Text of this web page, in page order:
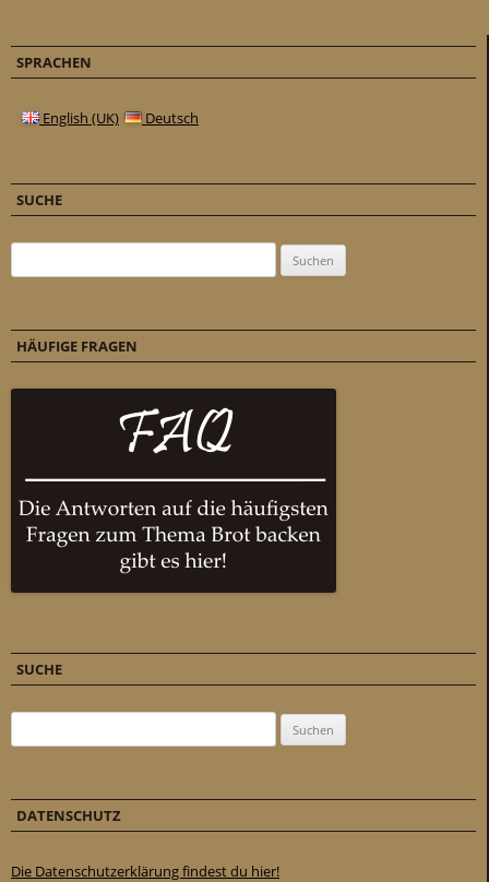
SPRACHEN
English (UK) Deutsch
SUCHE
HÄUFIGE FRAGEN
SUCHE
DATENSCHUTZ
Die Datenschutzerklärung findest du hier!